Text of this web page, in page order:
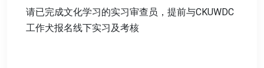
请已完成文化学习的实习审查员，提前与CKUWDC
工作犬报名线下实习及考核